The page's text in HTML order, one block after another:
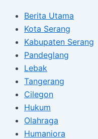
Berita Utama
Kota Serang
Kabupaten Serang
Pandeglang
Lebak
Tangerang
Cilegon
Hukum
Olahraga
Humaniora